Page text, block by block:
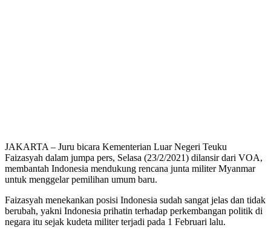
JAKARTA – Juru bicara Kementerian Luar Negeri Teuku
Faizasyah dalam jumpa pers, Selasa (23/2/2021) dilansir dari VOA,
membantah Indonesia mendukung rencana junta militer Myanmar
untuk menggelar pemilihan umum baru.
Faizasyah menekankan posisi Indonesia sudah sangat jelas dan tidak
berubah, yakni Indonesia prihatin terhadap perkembangan politik di
negara itu sejak kudeta militer terjadi pada 1 Februari lalu.